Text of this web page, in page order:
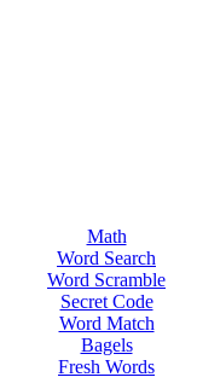
Math
Word Search
Word Scramble
Secret Code
Word Match
Bagels
Fresh Words